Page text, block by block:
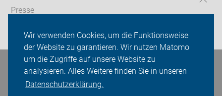
Wir verwenden Cookies, um die Funktionsweise
der Website zu garantieren. Wir nutzen Matomo
um die Zugriffe auf unsere Website zu
analysieren. Alles Weitere finden Sie in unseren
Datenschutzerklärung.
Presse
Login
Bleiben Sie in Kontakt